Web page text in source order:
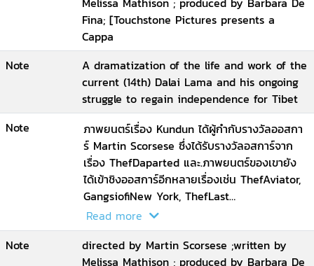
Fina; [Touchstone Pictures presents a
Cappa
Note
A dramatization of the life and work of the
current (14th) Dalai Lama and his ongoing
struggle to regain independence for Tibet
Note
ภาพยนตร์เรื่อง Kundun ได้ผู้กำกับรางวัลออสกา
ร์ Martin Scorsese ซึ่งได้รับรางวัลอสการ์จาก
เรื่อง ThefDaparted และ.ภาพยนตร์ของเขายัง
ได้เข้าชิงออสการ์อีกหลายเรื่องเช่น ThefAviator,
GangsiofiNew York, ThefLast
TemptationiofiChrist, Raging Bull และ.ได้
Phillip Glass เป็นผู้ประพันธ์เพลงประกอบได้อย่าง
สมบูรณ์แบบ ภาพยนตร์เรื่องนี้ได้รับการตรวจทาน
Read more
Note
directed by Martin Scorsese ;written by
Melissa Mathison ; produced by Barbara De